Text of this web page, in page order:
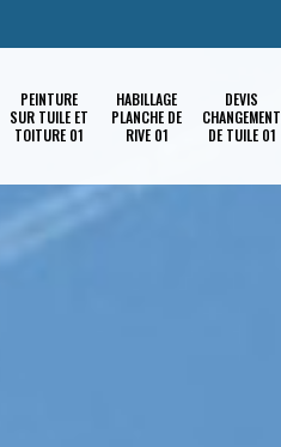
PEINTURE
SUR TUILE ET
TOITURE 01
HABILLAGE
PLANCHE DE
RIVE 01
DEVIS
CHANGEMENT
DE TUILE 01